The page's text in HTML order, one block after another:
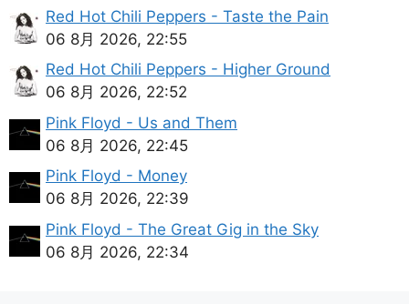
Red Hot Chili Peppers - Taste the Pain
06 8月 2026, 22:55
Red Hot Chili Peppers - Higher Ground
06 8月 2026, 22:52
Pink Floyd - Us and Them
06 8月 2026, 22:45
Pink Floyd - Money
06 8月 2026, 22:39
Pink Floyd - The Great Gig in the Sky
06 8月 2026, 22:34